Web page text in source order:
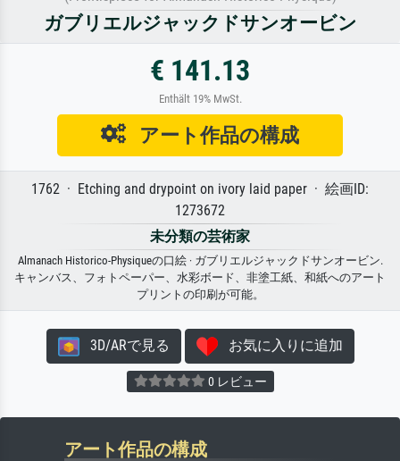
ガブリエルジャックドサンオービン
€ 141.13
Enthält 19% MwSt.
アート作品の構成
1762 · Etching and drypoint on ivory laid paper · 絵画ID:
1273672
未分類の芸術家
Almanach Historico-Physiqueの口絵 · ガブリエルジャックドサンオービン.
キャンバス、フォトペーパー、水彩ボード、非塗工紙、和紙へのアート
プリントの印刷が可能。
3D/ARで見る お気に入りに追加
0 レビュー
アート作品の構成